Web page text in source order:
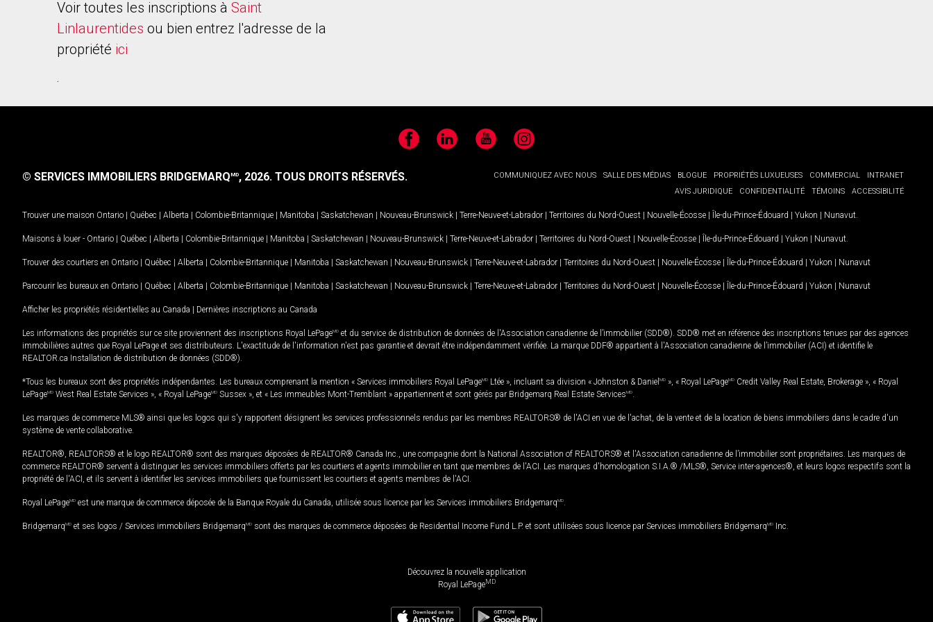
Voir toutes les inscriptions à Saint
Linlaurentides ou bien entrez l'adresse de la
propriété ici
.
FacebookLinkedIn YouTubeInstagram
COMMUNIQUEZ AVEC NOUS SALLE DES MÉDIAS BLOGUE PROPRIÉTÉS LUXUEUSES COMMERCIAL
INTRANET
AVIS JURIDIQUE
CONFIDENTIALITÉ TÉMOINS ACCESSIBILITÉ
© SERVICES IMMOBILIERS BRIDGEMARQMD, 2026. TOUS DROITS RÉSERVÉS.
Trouver une maison Ontario | Québec | Alberta | Colombie-Britannique | Manitoba | Saskatchewan | Nouveau-Brunswick | Terre-Neuve-et-Labrador | Territoires du Nord-Ouest | Nouvelle-Écosse | Île-du-Prince-Édouard | Yukon | Nunavut
Maisons à louer - Ontario | Québec | Alberta | Colombie-Britannique | Manitoba | Saskatchewan | Nouveau-Brunswick | Terre-Neuve-et-Labrador | Territoires du Nord-Ouest | Nouvelle-Écosse | Île-du-Prince-Édouard | Yukon | Nunavut
Trouver des courtiers en Ontario | Québec | Alberta | Colombie-Britannique | Manitoba | Saskatchewan | Nouveau-Brunswick | Terre-Neuve-et-Labrador | Territoires du Nord-Ouest | Nouvelle-Écosse | Île-du-Prince-Édouard | Yukon | Nunavut
Parcourir les bureaux en Ontario | Québec | Alberta | Colombie-Britannique | Manitoba | Saskatchewan | Nouveau-Brunswick | Terre-Neuve-et-Labrador | Territoires du Nord-Ouest | Nouvelle-Écosse | Île-du-Prince-Édouard | Yukon | Nunavut
Afficher les propriétés résidentielles au Canada | Dernières inscriptions au Canada
Les informations des propriétés sur ce site proviennent des inscriptions Royal LePageMD et du service de distribution de données de l'Association canadienne de l’immobilier (SDD®). SDD® met en référence des inscriptions tenues par des agences
immobilières autres que Royal LePage et ses distributeurs. L'exactitude de l'information n'est pas garantie et devrait être indépendamment vérifiée. La marque DDF® appartient à l'Association canadienne de l’immobilier (ACI) et identifie le
REALTOR.ca Installation de distribution de données (SDD®).
*Tous les bureaux sont des propriétés indépendantes. Les bureaux comprenant la mention « Services immobiliers Royal LePageMD Ltée », incluant sa division « Johnston & Daniel MD », « Royal LePageMD Credit Valley Real Estate, Brokerage », « Royal
LePageMD West Real Estate Services », « Royal LePageMD Sussex », et « Les immeubles Mont-Tremblant » appartiennent et sont gérés par Bridgemarq Real Estate ServicesMD
Les marques de commerce MLS® ainsi que les logos qui s'y rapportent désignent les services professionnels rendus par les membres REALTORS® de l'ACI en vue de l'achat, de la vente et de la location de biens immobiliers dans le cadre d'un
système de vente collaborative.
REALTOR®, REALTORS® et le logo REALTOR® sont des marques déposées de REALTOR® Canada Inc., une compagnie dont la National Association of REALTORS® et l'Association canadienne de l’immobilier sont propriétaires. Les marques de
commerce REALTOR® servent à distinguer les services immobiliers offerts par les courtiers et agents immobilier en tant que membres de l'ACI. Les marques d'homologation S.I.A.® /MLS®, Service inter-agences®, et leurs logos respectifs sont la
propriété de l'ACI, et ils servent à identifier les services immobiliers que fournissent les courtiers et agents membres de l'ACI.
Royal LePageMD est une marque de commerce déposée de la Banque Royale du Canada, utilisée sous licence par les Services immobiliers BridgemarqMD
BridgemarqMD et ses logos / Services immobiliers BridgemarqMD sont des marques de commerce déposées de Residential Income Fund L.P. et sont utilisées sous licence par Services immobiliers BridgemarqMD Inc.
Découvrez la nouvelle application
Royal LePageMD